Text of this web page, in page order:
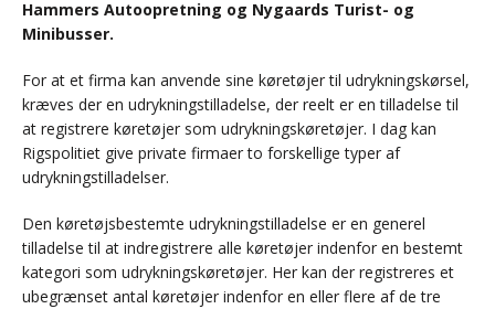
Hammers Autoopretning og Nygaards Turist- og
Minibusser.
For at et firma kan anvende sine køretøjer til udrykningskørsel,
kræves der en udrykningstilladelse, der reelt er en tilladelse til
at registrere køretøjer som udrykningskøretøjer. I dag kan
Rigspolitiet give private firmaer to forskellige typer af
udrykningstilladelser.
Den køretøjsbestemte udrykningstilladelse er en generel
tilladelse til at indregistrere alle køretøjer indenfor en bestemt
kategori som udrykningskøretøjer. Her kan der registreres et
ubegrænset antal køretøjer indenfor en eller flere af de tre